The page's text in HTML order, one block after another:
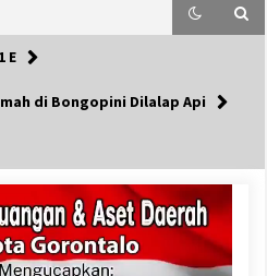
E
di Bongopini Dilalap Api